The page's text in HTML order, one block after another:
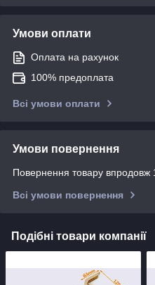
Умови оплати
Оплата на рахунок
100% предоплата
Всі умови оплати
Умови повернення
Повернення товару впродовж
Всі умови повернення
Подібні товари компанії